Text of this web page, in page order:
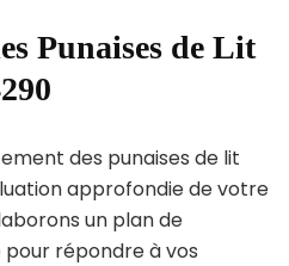
Punaises de Lit
des punaises de lit
approfondie de votre
un plan de
répondre à vos